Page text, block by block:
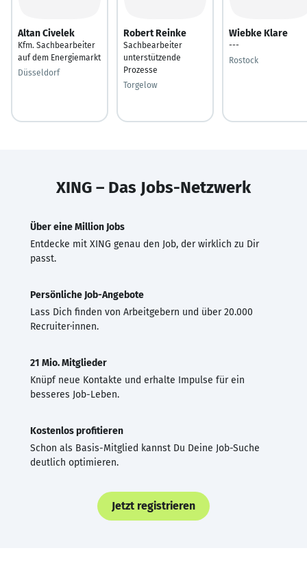
Altan Civelek
Kfm. Sachbearbeiter
auf dem Energiemarkt
Düsseldorf
Robert Reinke
Sachbearbeiter
unterstützende
Prozesse
Torgelow
Wiebke Klare
---
Rostock
XING – Das Jobs-Netzwerk
Über eine Million Jobs
Entdecke mit XING genau den Job, der wirklich zu Dir
passt.
Persönliche Job-Angebote
Lass Dich finden von Arbeitgebern und über 20.000
Recruiter·innen.
21 Mio. Mitglieder
Knüpf neue Kontakte und erhalte Impulse für ein
besseres Job-Leben.
Kostenlos profitieren
Schon als Basis-Mitglied kannst Du Deine Job-Suche
deutlich optimieren.
Jetzt registrieren